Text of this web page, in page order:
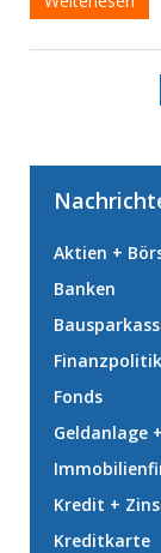
Aktien +
Banken
Finanzpolitik
Fonds
Geldanlage
Kredit +
Kreditkarte